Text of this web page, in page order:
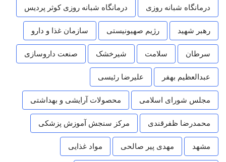
درمانگاه شبانه روزی درمانگاه شبانه روزی کوثر پردیس
رهبر شهید رژیم صهیونیستی سازمان غذا و دارو
سرطان سلامت شیرخشک صنعت داروسازی
عبدالعظیم بهفر علیرضا رئیسی
مجلس شورای اسلامی محصولات آرایشی و بهداشتی
محمدرضا ظفرقندی مرکز سنجش آموزش پزشکی
مشهد مهدی پیر صالحی مواد غذایی